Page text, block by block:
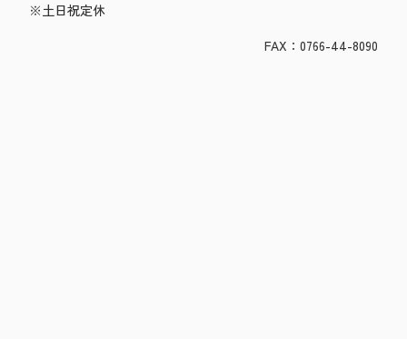
※土日祝定休
FAX：0766-44-8090